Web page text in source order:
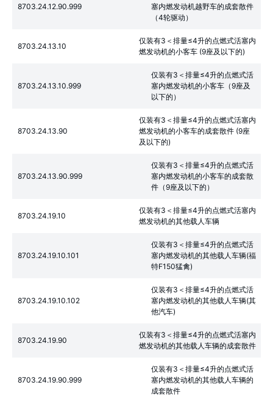
8703.24.12.90.999
塞内燃发动机越野车的成套散件
（4轮驱动）
8703.24.13.10
仅装有3＜排量≤4升的点燃式活塞内
燃发动机的小客车 (9座及以下的)
8703.24.13.10.999
仅装有3＜排量≤4升的点燃式活
塞内燃发动机的小客车（9座及
以下的）
8703.24.13.90
仅装有3＜排量≤4升的点燃式活塞内
燃发动机的小客车的成套散件 (9座
及以下的)
8703.24.13.90.999
仅装有3＜排量≤4升的点燃式活
塞内燃发动机的小客车的成套散
件（9座及以下的）
8703.24.19.10
仅装有3＜排量≤4升的点燃式活塞内
燃发动机的其他载人车辆
8703.24.19.10.101
仅装有3＜排量≤4升的点燃式活
塞内燃发动机的其他载人车辆(福
特F150猛禽)
8703.24.19.10.102
仅装有3＜排量≤4升的点燃式活
塞内燃发动机的其他载人车辆(其
他汽车)
8703.24.19.90
仅装有3＜排量≤4升的点燃式活塞内
燃发动机的其他载人车辆的成套散件
8703.24.19.90.999
仅装有3＜排量≤4升的点燃式活
塞内燃发动机的其他载人车辆的
成套散件